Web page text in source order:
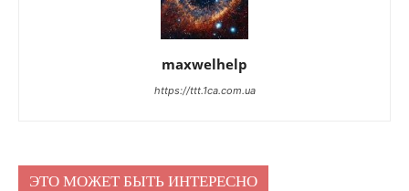
maxwelhelp
https://ttt.1ca.com.ua
ЭТО МОЖЕТ БЫТЬ ИНТЕРЕСНО